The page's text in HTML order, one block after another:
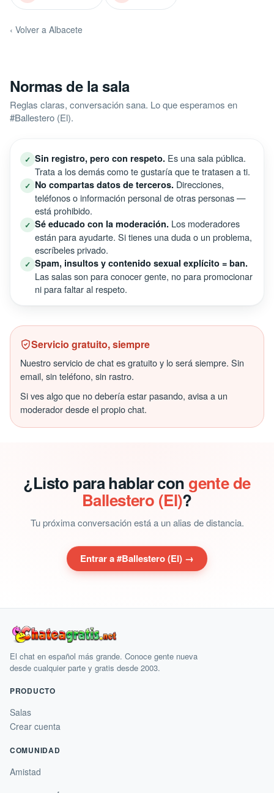
‹ Volver a Albacete
Normas de la sala
Reglas claras, conversación sana. Lo que esperamos en
#Ballestero (El).
✓ Sin registro, pero con respeto. Es una sala pública.
Trata a los demás como te gustaría que te tratasen a ti.
✓ No compartas datos de terceros. Direcciones,
teléfonos o información personal de otras personas —
está prohibido.
✓ Sé educado con la moderación. Los moderadores
están para ayudarte. Si tienes una duda o un problema,
escríbeles privado.
✓ Spam, insultos y contenido sexual explícito = ban.
Las salas son para conocer gente, no para promocionar
ni para faltar al respeto.
Servicio gratuito, siempre
Nuestro servicio de chat es gratuito y lo será siempre. Sin
email, sin teléfono, sin rastro.
Si ves algo que no debería estar pasando, avisa a un
moderador desde el propio chat.
¿Listo para hablar con gente de
Ballestero (El)?
Tu próxima conversación está a un alias de distancia.
Entrar a #Ballestero (El) →
El chat en español más grande. Conoce gente nueva
desde cualquier parte y gratis desde 2003.
PRODUCTO
Salas
Crear cuenta
COMUNIDAD
Amistad